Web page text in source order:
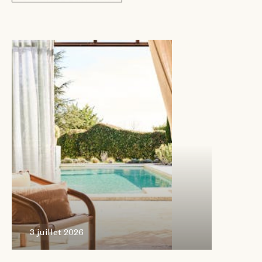
3 juillet
3 juillet 2026